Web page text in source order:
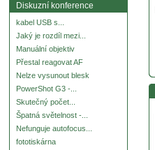
Diskuzní konference
kabel USB s...
Jaký je rozdíl mezi...
Manuální objektiv
Přestal reagovat AF
Nelze vysunout blesk
PowerShot G3 -...
Skutečný počet...
Špatná světelnost -...
Nefunguje autofocus...
fototiskárna